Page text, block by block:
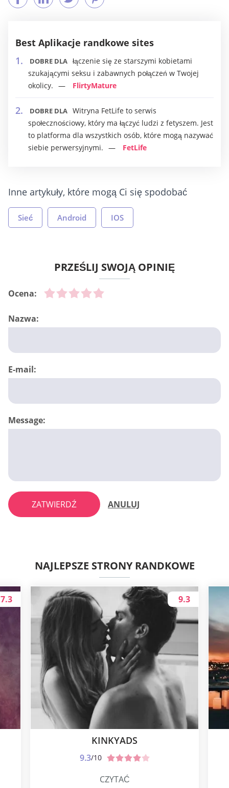
Best Aplikacje randkowe sites
DOBRE DLA łączenie się ze starszymi kobietami
szukającymi seksu i zabawnych połączeń w Twojej
okolicy.
FlirtyMature
DOBRE DLA Witryna FetLife to serwis
społecznościowy, który ma łączyć ludzi z fetyszem. Jest
to platforma dla wszystkich osób, które mogą nazywać
siebie perwersyjnymi.
FetLife
Inne artykuły, które mogą Ci się spodobać
Sieć Android IOS
PRZEŚLIJ SWOJĄ OPINIĘ
Ocena:
Nazwa:
E-mail:
Message:
ZATWIERDŹ ANULUJ
NAJLEPSZE STRONY RANDKOWE
7.3
KINKYADS
9.3/10
9.3
CZYTAĆ